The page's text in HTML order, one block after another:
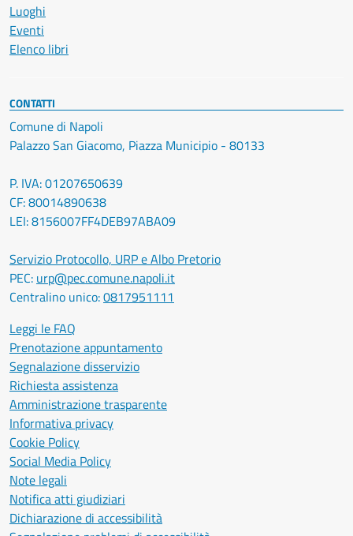
Luoghi
Eventi
Elenco libri
CONTATTI
Comune di Napoli
Palazzo San Giacomo, Piazza Municipio - 80133
P. IVA: 01207650639
CF: 80014890638
LEI: 8156007FF4DEB97ABA09
Servizio Protocollo, URP e Albo Pretorio
PEC: urp@pec.comune.napoli.it
Centralino unico:0817951111
Leggi le FAQ
Prenotazione appuntamento
Segnalazione disservizio
Richiesta assistenza
Amministrazione trasparente
Informativa privacy
Cookie Policy
Social Media Policy
Note legali
Notifica atti giudiziari
Dichiarazione di accessibilità